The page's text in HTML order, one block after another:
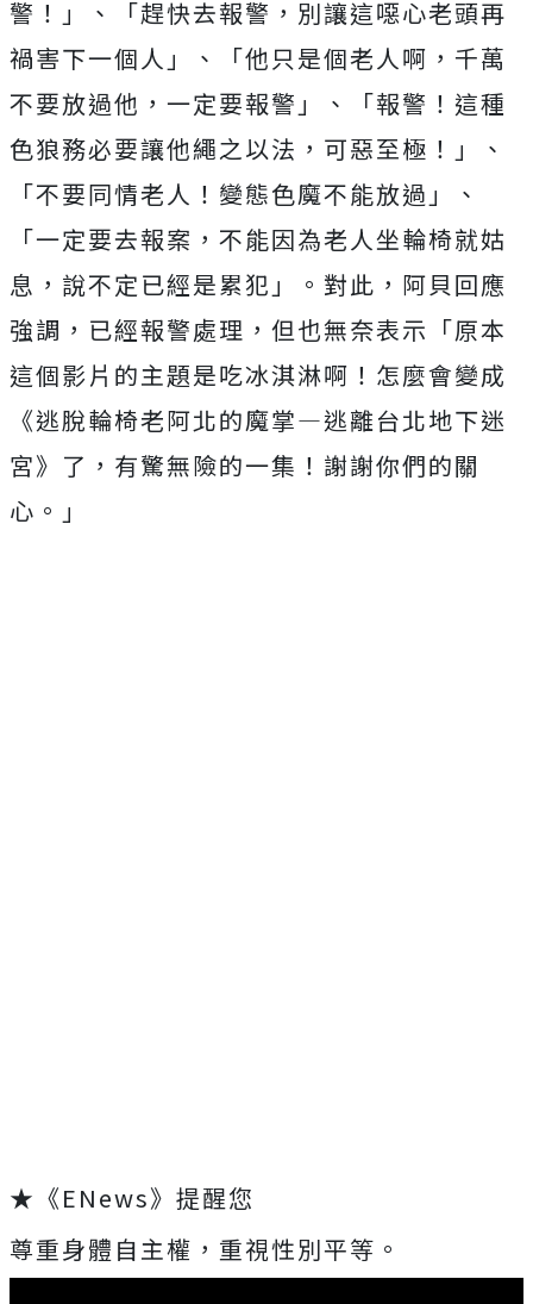
警！」、「趕快去報警，別讓這噁心老頭再
禍害下一個人」、「他只是個老人啊，千萬
不要放過他，一定要報警」、「報警！這種
色狼務必要讓他繩之以法，可惡至極！」、
「不要同情老人！變態色魔不能放過」、
「一定要去報案，不能因為老人坐輪椅就姑
息，說不定已經是累犯」。對此，阿貝回應
強調，已經報警處理，但也無奈表示「原本
這個影片的主題是吃冰淇淋啊！怎麼會變成
《逃脫輪椅老阿北的魔掌—逃離台北地下迷
宮》了，有驚無險的一集！謝謝你們的關
心。」
★《ENews》提醒您
尊重身體自主權，重視性別平等。